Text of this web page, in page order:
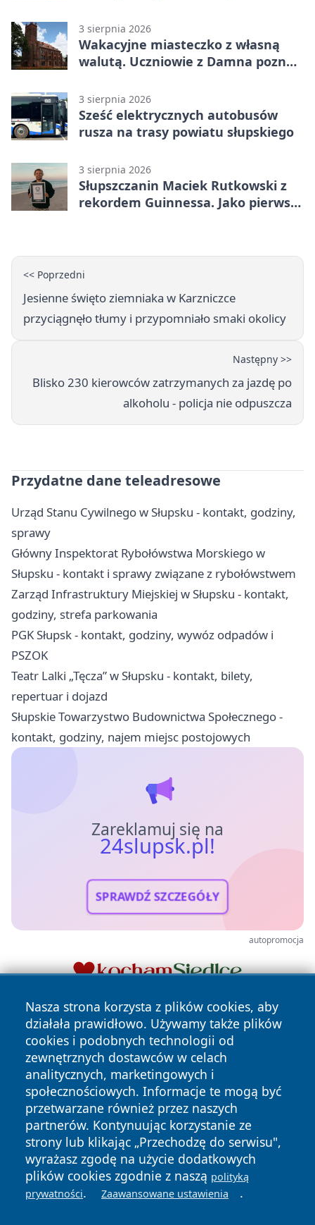
3 sierpnia 2026
Wakacyjne miasteczko z własną
walutą. Uczniowie z Damna poznali
3 sierpnia 2026
Sześć elektrycznych autobusów
rusza na trasy powiatu słupskiego
3 sierpnia 2026
Słupszczanin Maciek Rutkowski z
rekordem Guinnessa. Jako pierwszy
<< Poprzedni
Jesienne święto ziemniaka w Karzniczce
przyciągnęło tłumy i przypomniało smaki okolicy
Następny >>
Blisko 230 kierowców zatrzymanych za jazdę po
alkoholu - policja nie odpuszcza
Przydatne dane teleadresowe
Urząd Stanu Cywilnego w Słupsku - kontakt, godziny,
sprawy
Główny Inspektorat Rybołówstwa Morskiego w
Słupsku - kontakt i sprawy związane z rybołówstwem
Zarząd Infrastruktury Miejskiej w Słupsku - kontakt,
godziny, strefa parkowania
PGK Słupsk - kontakt, godziny, wywóz odpadów i
PSZOK
Teatr Lalki „Tęcza” w Słupsku - kontakt, bilety,
repertuar i dojazd
Słupskie Towarzystwo Budownictwa Społecznego -
kontakt, godziny, najem miejsc postojowych
Zareklamuj się na
24slupsk.pl!
SPRAWDŹ SZCZEGÓŁY
autopromocja
Nasza strona korzysta z plików cookies, aby
działała prawidłowo. Używamy także plików
cookies i podobnych technologii od
zewnętrznych dostawców w celach
analitycznych, marketingowych i
społecznościowych. Informacje te mogą być
przetwarzane również przez naszych
partnerów. Kontynuując korzystanie ze
strony lub klikając „Przechodzę do serwisu",
wyrażasz zgodę na użycie dodatkowych
plików cookies zgodnie z naszą polityką
prywatności. Zaawansowane ustawienia .
Copyright © 2026 24slupsk.pl Wszystkie prawa zastrzeżone.
News Autorzy
Polityka
Prywatności
Polityka
Cookies